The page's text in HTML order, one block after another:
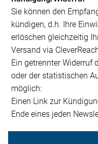
Sie können den
kündigen, d.h. Ihre
erlöschen gleichzeitig
Versand via
Ein getrennter Widerruf
oder der statistischen
möglich:
Einen Link zur
Ende eines jeden